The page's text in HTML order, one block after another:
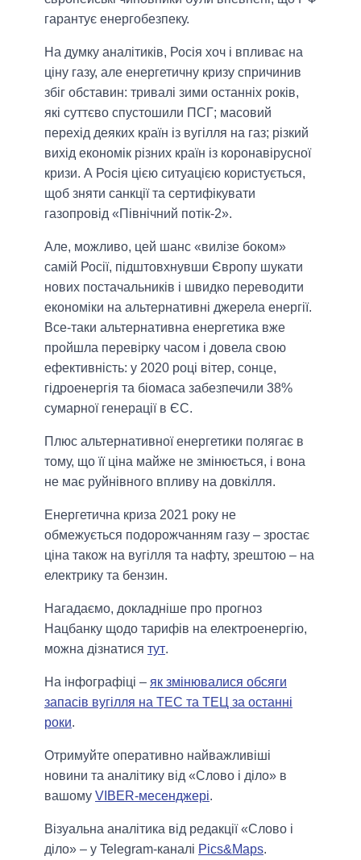
гарантує енергобезпеку.
На думку аналітиків, Росія хоч і впливає на
ціну газу, але енергетичну кризу спричинив
збіг обставин: тривалі зими останніх років,
які суттєво спустошили ПСГ; масовий
перехід деяких країн із вугілля на газ; різкий
вихід економік різних країн із коронавірусної
кризи. А Росія цією ситуацією користується,
щоб зняти санкції та сертифікувати
газопровід «Північний потік-2».
Але, можливо, цей шанс «вилізе боком»
самій Росії, підштовхнувши Європу шукати
нових постачальників і швидко переводити
економіки на альтернативні джерела енергії.
Все-таки альтернативна енергетика вже
пройшла перевірку часом і довела свою
ефективність: у 2020 році вітер, сонце,
гідроенергія та біомаса забезпечили 38%
сумарної генерації в ЄС.
Плюс альтернативної енергетики полягає в
тому, що її ціна майже не змінюється, і вона
не має руйнівного впливу на довкілля.
Енергетична криза 2021 року не
обмежується подорожчанням газу – зростає
ціна також на вугілля та нафту, зрештою – на
електрику та бензин.
Нагадаємо, докладніше про прогноз
Нацбанку щодо тарифів на електроенергію,
можна дізнатися тут.
На інфографіці – як змінювалися обсяги
запасів вугілля на ТЕС та ТЕЦ за останні
роки.
Отримуйте оперативно найважливіші
новини та аналітику від «Слово і діло» в
вашому VIBER-месенджері.
Візуальна аналітика від редакції «Слово і
діло» – у Telegram-каналі Pics&Maps.